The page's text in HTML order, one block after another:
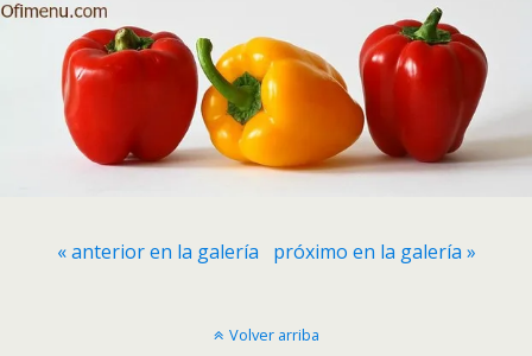
« anterior en la galería próximo en la galería »
Volver arriba